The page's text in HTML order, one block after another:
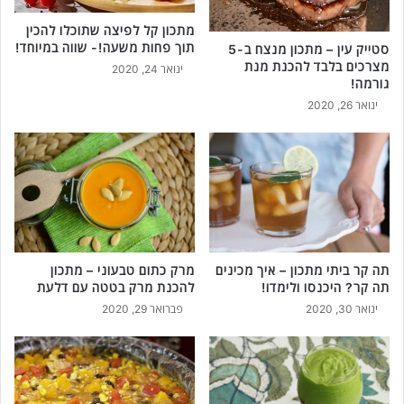
ם
ע
ג
ב
נ
ה
מ
ט
נ
ת
?
ב
ר
!
י
ך
מ
כ
י
ם
ט
ס
ט
ב
י
ה
?
ה
י
סטייק עין – מתכון מנצח ב-5
מצרכים בלבד להכנת מנת
גורמה!
ינואר 26, 2020
מתכון קל לפיצה שתוכלו להכין
תוך פחות משעה!- שווה במיוחד!
ינואר 24, 2020
תה קר ביתי מתכון – איך מכינים
תה קר? היכנסו ולימדו!
ינואר 30, 2020
מרק כתום טבעוני – מתכון
להכנת מרק בטטה עם דלעת
פברואר 29, 2020